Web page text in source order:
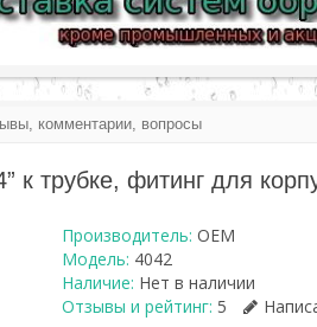
комментарии, вопросы
к трубке, фитинг для
Производитель: OEM
Модель: 4042
Наличие: Нет в наличии
Отзывы и рейтинг: 5